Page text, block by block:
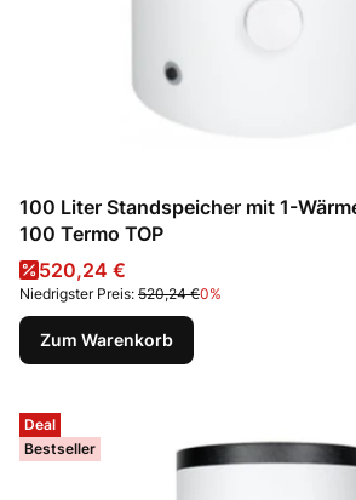
100 Liter Standspeicher mit 1-
100 Termo TOP
Aktionspreis
520,24 €
Niedrigster Preis: 520,24 €0%
Zum Warenkorb
Deal
Bestseller